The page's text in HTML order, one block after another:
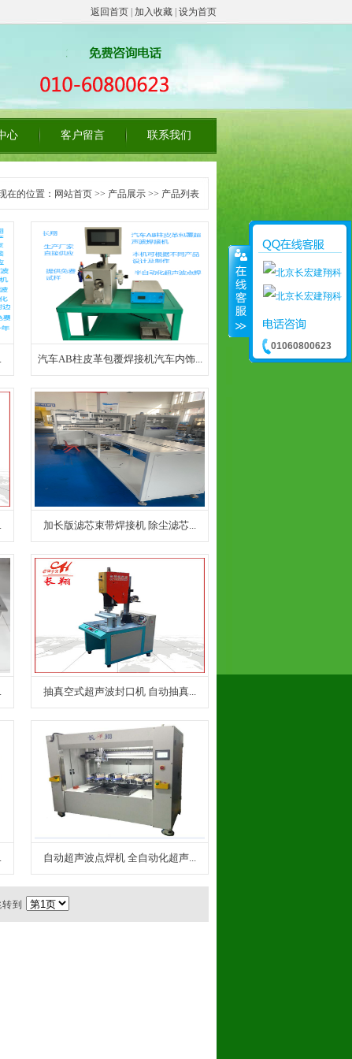
返回首页 加入收藏 设为首页
心 客户留言 联系我们
在的位置： 网站首页 >> 产品展示 >> 产品列表
汽车AB柱皮革包覆焊接机汽车内饰...
加长版滤芯束带焊接机 除尘滤芯...
抽真空式超声波封口机 自动抽真...
自动超声波点焊机 全自动化超声...
到
01060800623